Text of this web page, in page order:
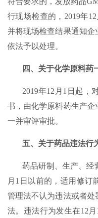
行现场检查的，2019年
并将现场检查结果通知
依法予以处理。
四、关于化学原料药
2019年12月1日起，
书，由化学原料药生产
一并审评审批。
五、关于药品违法行
药品研制、生产、经
月1日以前的，适用修订
管理法不认为违法或者
法。违法行为发生在12